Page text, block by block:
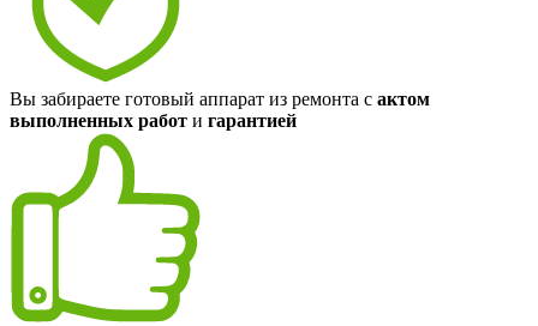
Вы забираете готовый аппарат из ремонта с актом
выполненных работ и гарантией